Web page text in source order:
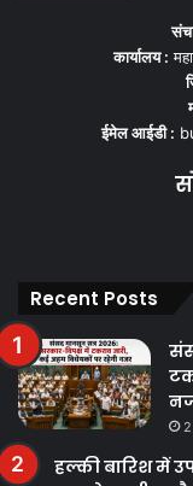
कार्यालय :
ईमेल आईडी :
Recent Posts
हल्की बारिश में